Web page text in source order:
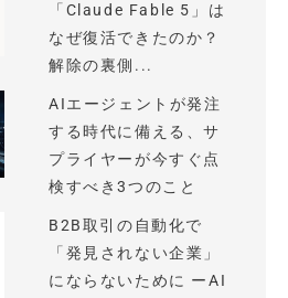
「Claude Fable 5」は
なぜ復活できたのか？
解除の裏側...
AIエージェントが発注
する時代に備える、サ
プライヤーが今すぐ点
検すべき3つのこと
B2B取引の自動化で
「発見されない企業」
にならないために ーAI